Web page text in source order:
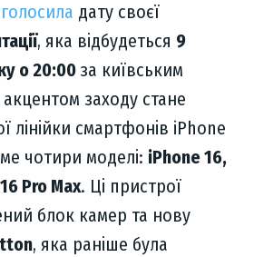
дату своєї
, яка відбудеться 9
о 20:00 за київським
заходу стане
лінійки смартфонів iPhone
чотири моделі: iPhone 16,
Pro Max. Ці пристрої
блок камер та нову
, яка раніше була